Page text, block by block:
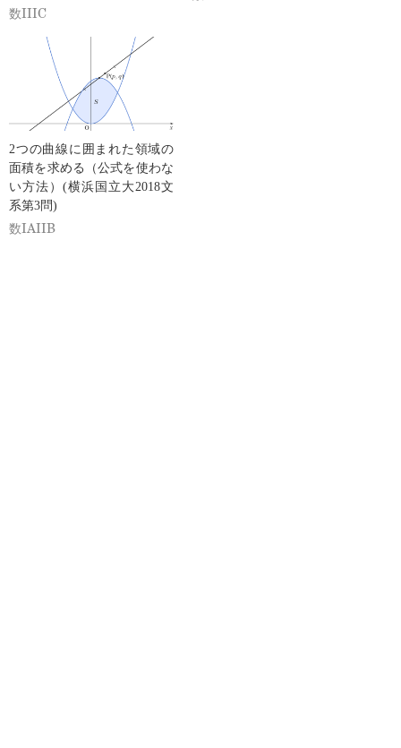
数IIIC
2つの曲線に囲まれた領域の
面積を求める（公式を使わな
い方法）(横浜国立大2018文
系第3問)
数IAIIB